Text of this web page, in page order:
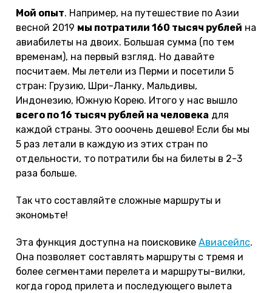
Мой опыт. Например, на путешествие по Азии
весной 2019 мы потратили 160 тысяч рублей на
авиабилеты на двоих. Большая сумма (по тем
временам), на первый взгляд. Но давайте
посчитаем. Мы летели из Перми и посетили 5
стран: Грузию, Шри-Ланку, Мальдивы,
Индонезию, Южную Корею. Итого у нас вышло
всего по 16 тысяч рублей на человека для
каждой страны. Это ооочень дешево! Если бы мы
5 раз летали в каждую из этих стран по
отдельности, то потратили бы на билеты в 2-3
раза больше.
Так что составляйте сложные маршруты и
экономьте!
Эта функция доступна на поисковике Авиасейлс.
Она позволяет составлять маршруты с тремя и
более сегментами перелета и маршруты-вилки,
когда город прилета и последующего вылета